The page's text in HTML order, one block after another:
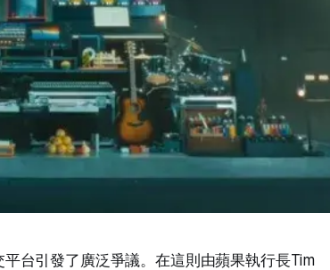
台引發了廣泛爭議。在這則由蘋果執行長Tim